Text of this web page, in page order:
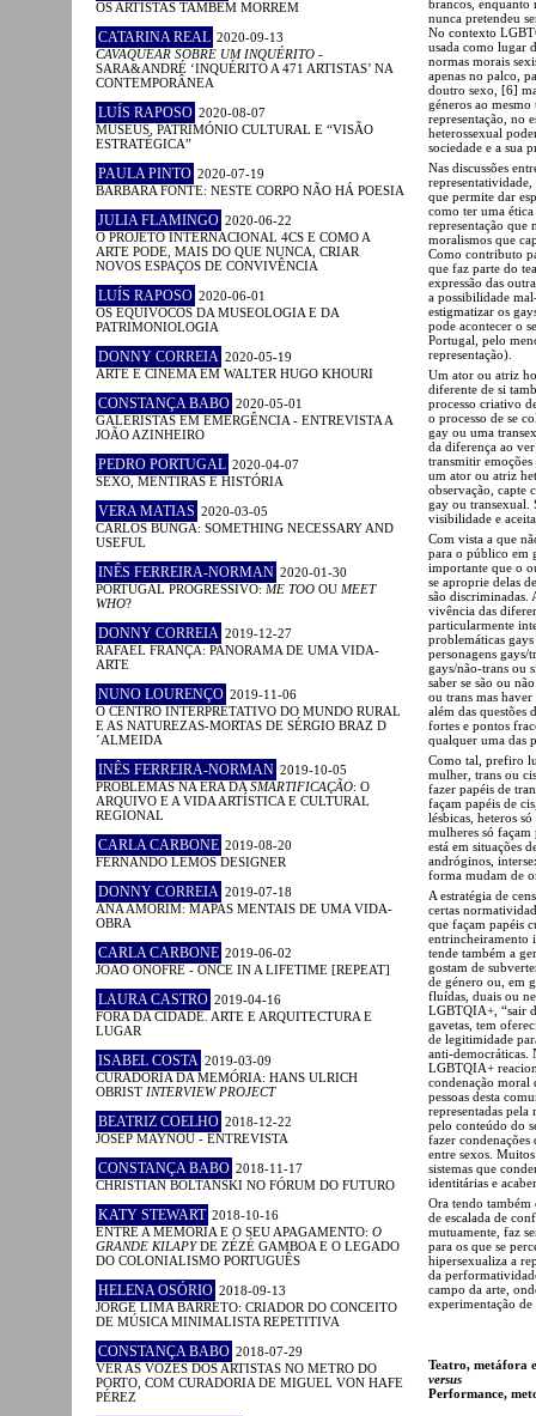
OS ARTISTAS TAMBÉM MORREM
CATARINA REAL 2020-09-13
CAVAQUEAR SOBRE UM INQUÉRITO -
SARA&ANDRÉ ‘INQUÉRITO A 471 ARTISTAS’ NA
CONTEMPORÂNEA
LUÍS RAPOSO 2020-08-07
MUSEUS, PATRIMÓNIO CULTURAL E “VISÃO
ESTRATÉGICA”
PAULA PINTO 2020-07-19
BÁRBARA FONTE: NESTE CORPO NÃO HÁ POESIA
JULIA FLAMINGO 2020-06-22
O PROJETO INTERNACIONAL 4CS E COMO A
ARTE PODE, MAIS DO QUE NUNCA, CRIAR
NOVOS ESPAÇOS DE CONVIVÊNCIA
LUÍS RAPOSO 2020-06-01
OS EQUÍVOCOS DA MUSEOLOGIA E DA
PATRIMONIOLOGIA
DONNY CORREIA 2020-05-19
ARTE E CINEMA EM WALTER HUGO KHOURI
CONSTANÇA BABO 2020-05-01
GALERISTAS EM EMERGÊNCIA - ENTREVISTA A
JOÃO AZINHEIRO
PEDRO PORTUGAL 2020-04-07
SEXO, MENTIRAS E HISTÓRIA
VERA MATIAS 2020-03-05
CARLOS BUNGA: SOMETHING NECESSARY AND
USEFUL
INÊS FERREIRA-NORMAN 2020-01-30
PORTUGAL PROGRESSIVO: ME TOO OU MEET
WHO?
DONNY CORREIA 2019-12-27
RAFAEL FRANÇA: PANORAMA DE UMA VIDA-
ARTE
NUNO LOURENÇO 2019-11-06
O CENTRO INTERPRETATIVO DO MUNDO RURAL
E AS NATUREZAS-MORTAS DE SÉRGIO BRAZ D
´ALMEIDA
INÊS FERREIRA-NORMAN 2019-10-05
PROBLEMAS NA ERA DA SMARTIFICAÇÃO: O
ARQUIVO E A VIDA ARTÍSTICA E CULTURAL
REGIONAL
CARLA CARBONE 2019-08-20
FERNANDO LEMOS DESIGNER
DONNY CORREIA 2019-07-18
ANA AMORIM: MAPAS MENTAIS DE UMA VIDA-
OBRA
CARLA CARBONE 2019-06-02
JOÃO ONOFRE - ONCE IN A LIFETIME [REPEAT]
LAURA CASTRO 2019-04-16
FORA DA CIDADE. ARTE E ARQUITECTURA E
LUGAR
ISABEL COSTA 2019-03-09
CURADORIA DA MEMÓRIA: HANS ULRICH
OBRIST INTERVIEW PROJECT
BEATRIZ COELHO 2018-12-22
JOSEP MAYNOU - ENTREVISTA
CONSTANÇA BABO 2018-11-17
CHRISTIAN BOLTANSKI NO FÓRUM DO FUTURO
KATY STEWART 2018-10-16
ENTRE A MEMÓRIA E O SEU APAGAMENTO: O
GRANDE KILAPYDE ZÉZÉ GAMBOA E O LEGADO
DO COLONIALISMO PORTUGUÊS
HELENA OSÓRIO 2018-09-13
JORGE LIMA BARRETO: CRIADOR DO CONCEITO
DE MÚSICA MINIMALISTA REPETITIVA
CONSTANÇA BABO 2018-07-29
VER AS VOZES DOS ARTISTAS NO METRO DO
PORTO, COM CURADORIA DE MIGUEL VON HAFE
PÉREZ
brancos, enquanto
nunca pretendeu
No contexto
usada como lugar
normas morais
apenas no palco,
doutro sexo, [6]
géneros ao
representação, no
heterossexual
sociedade e a sua
Nas discussões
que permite dar
como ter uma
representação que
moralismos que
Como contributo
que faz parte do
expressão das
a possibilidade
estigmatizar os
pode acontecer o
Portugal, pelo
representação).
Um ator ou atriz
diferente de si
processo criativo
o processo de se
gay ou uma
da diferença ao
transmitir emoções
um ator ou atriz
observação, capte
gay ou transexual.
visibilidade e
Com vista a que
para o público em
importante que o
se aproprie delas
são discriminadas.
vivência das
particularmente
problemáticas
personagens gays/
gays/não-trans ou
saber se são ou
ou trans mas
além das questões
fortes e pontos
qualquer uma das
Como tal, prefiro
mulher, trans ou
fazer papéis de
façam papéis de
lésbicas, heteros
mulheres só façam
está em situações
andróginos,
forma mudam de
A estratégia de
certas
que façam papéis
entrincheiramento
tende também a
gostam de
de género ou, em
fluídas, duais ou
LGBTQIA+, “sair
gavetas, tem
de legitimidade
anti-democráticas.
LGBTQIA+
condenação moral
pessoas desta
representadas
pelo conteúdo do
fazer condenações
entre sexos.
sistemas que
identitárias e
Ora tendo também
de escalada de
mutuamente, faz
para os que se
hipersexualiza a
da
campo da arte,
experimentação
Teatro, metáfora
versus
Performance,